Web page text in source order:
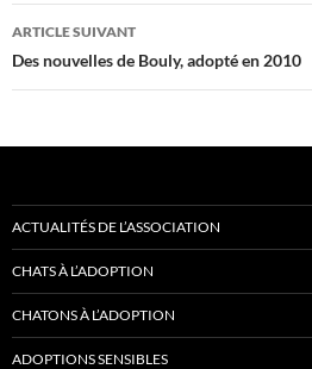
articles
ARTICLE SUIVANT
Des nouvelles de Bouly, adopté en 2010
ACTUALITÉS DE L’ASSOCIATION
CHATS À L’ADOPTION
CHATONS À L’ADOPTION
ADOPTIONS SENSIBLES